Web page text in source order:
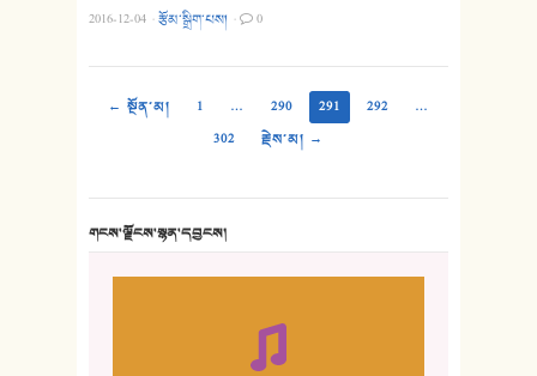
2016-12-04 ·རྩོམ་སྒྲིག་པས། · 0
← སྔོན་མ། 1 … 290 291 292
…
302
རྗེས་མ། →
གངས་ལྗོངས་སྙན་དབྱངས།